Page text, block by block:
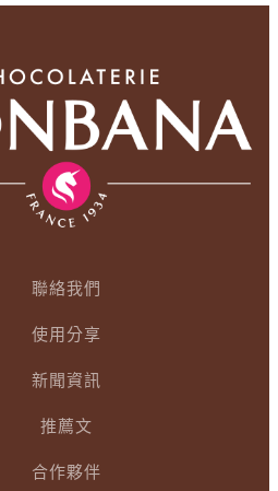
聯絡我們
使用分享
新聞資訊
推薦文
合作夥伴